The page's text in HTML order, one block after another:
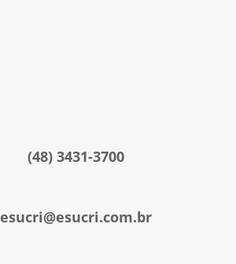
(48) 3431-3700
esucri@esucri.com.br